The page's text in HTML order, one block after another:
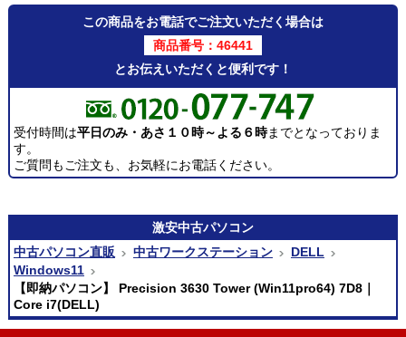
この商品をお電話でご注文いただく場合は
商品番号：46441
とお伝えいただくと便利です！
受付時間は平日のみ・あさ１０時～よる６時までとなっておりま
す。
ご質問もご注文も、お気軽にお電話ください。
激安中古パソコン
中古パソコン直販
中古ワークステーション
DELL
Windows11
【即納パソコン】 Precision 3630 Tower (Win11pro64) 7D8｜
Core i7(DELL)